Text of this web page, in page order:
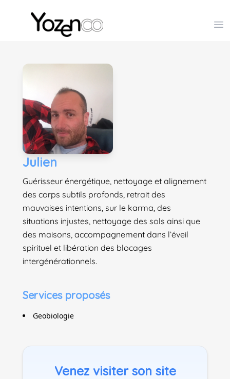
Yozenco - Organisateur de Salons, Evénements et
Julien
Guérisseur énergétique, nettoyage et alignement
des corps subtils profonds, retrait des
mauvaises intentions, sur le karma, des
situations injustes, nettoyage des sols ainsi que
des maisons, accompagnement dans l’éveil
spirituel et libération des blocages
intergénérationnels.
Services proposés
Geobiologie
Venez visiter son site